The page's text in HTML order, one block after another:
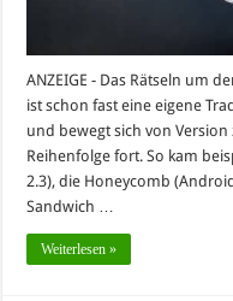
ANZEIGE - Das Rätseln um
ist schon fast eine eigene
und bewegt sich von
Reihenfolge fort. So kam
2.3), die Honeycomb
Sandwich …
Weiterlesen »